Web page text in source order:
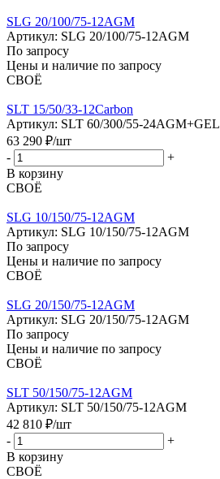
SLG 20/100/75-12AGM
Артикул: SLG 20/100/75-12AGM
По запросу
Цены и наличие по запросу
СВОЁ
SLT 15/50/33-12Carbon
Артикул: SLT 60/300/55-24AGM+GEL
63 290 ₽/шт
-
+
В корзину
СВОЁ
SLG 10/150/75-12AGM
Артикул: SLG 10/150/75-12AGM
По запросу
Цены и наличие по запросу
СВОЁ
SLG 20/150/75-12AGM
Артикул: SLG 20/150/75-12AGM
По запросу
Цены и наличие по запросу
СВОЁ
SLT 50/150/75-12AGM
Артикул: SLT 50/150/75-12AGM
42 810 ₽/шт
-
+
В корзину
СВОЁ